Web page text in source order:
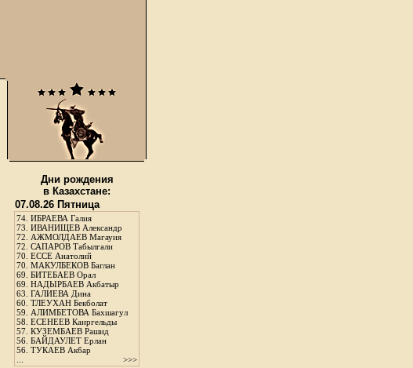
Дни рождения
в Казахстане:
07.08.26 Пятница
74. ИБРАЕВА Галия
73. ИВАНИЩЕВ Александр
72. АЖМОЛДАЕВ Магауия
72. САПАРОВ Табылгали
70. ЕССЕ Анатолий
70. МАКУЛБЕКОВ Баглан
69. БИТЕБАЕВ Орал
69. НАДЫРБАЕВ Акбатыр
63. ГАЛИЕВА Дина
60. ТЛЕУХАН Бекболат
59. АЛИМБЕТОВА Бахшагул
58. ЕСЕНЕЕВ Каиргельды
57. КУЗЕМБАЕВ Рашид
56. БАЙДАУЛЕТ Ерлан
56. ТУКАЕВ Акбар
>>>